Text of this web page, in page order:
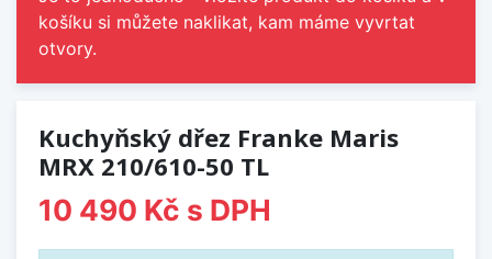
košíku si můžete naklikat, kam máme vyvrtat
otvory.
Kuchyňský dřez Franke Maris
MRX 210/610-50 TL
10 490 Kč s DPH